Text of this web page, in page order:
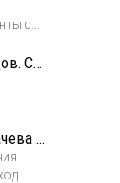
со
Как избавиться от рубцов. Сахарова Анна Сергеевна. Косметолог. Дерматовенеролог
Лечение рубцов, Толмачева Юлия Александровна